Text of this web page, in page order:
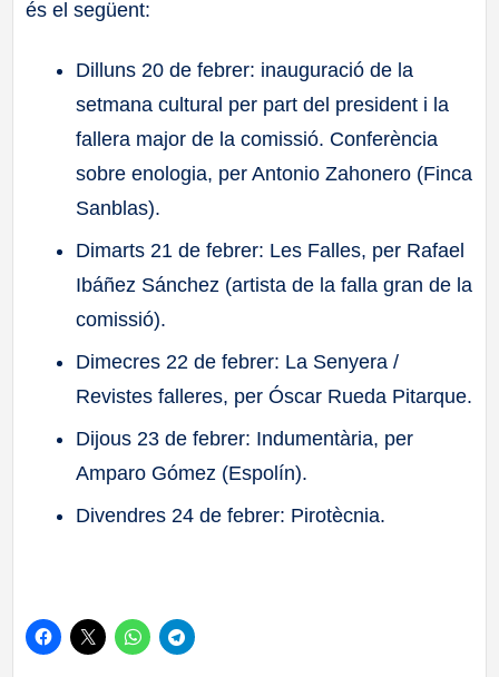
és el següent:
Dilluns 20 de febrer: inauguració de la
setmana cultural per part del president i la
fallera major de la comissió. Conferència
sobre enologia, per Antonio Zahonero (Finca
Sanblas).
Dimarts 21 de febrer: Les Falles, per Rafael
Ibáñez Sánchez (artista de la falla gran de la
comissió).
Dimecres 22 de febrer: La Senyera /
Revistes falleres, per Óscar Rueda Pitarque.
Dijous 23 de febrer: Indumentària, per
Amparo Gómez (Espolín).
Divendres 24 de febrer: Pirotècnia.